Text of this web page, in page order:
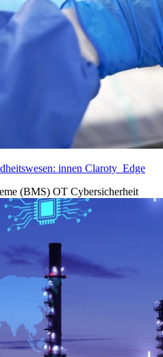
innen Claroty Edge
(BMS) OT Cybersicherheit